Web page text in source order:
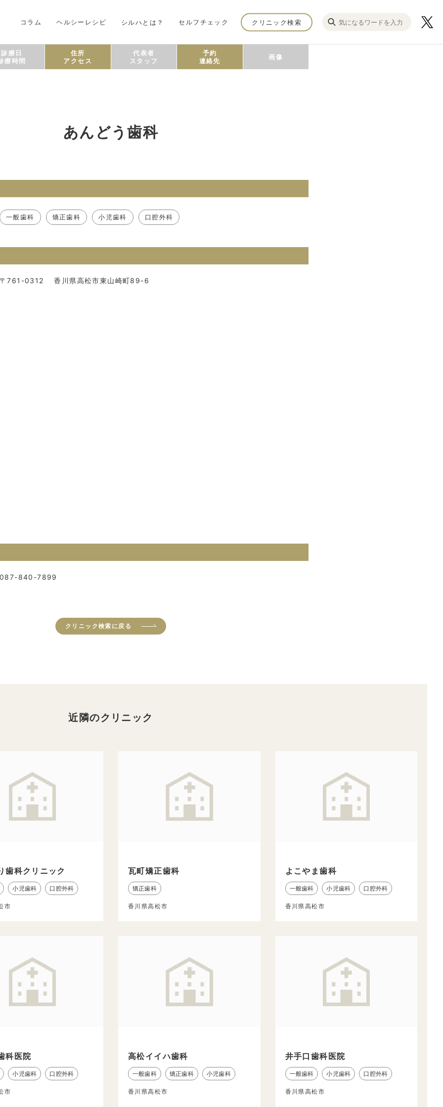
コラム ヘルシーレシピ シルハとは？ セルフチェック クリニック検索
診療日
療時間
住所
アクセス
代表者
スタッフ
予約
連絡先
画像
あんどう歯科
一般歯科 矯正歯科 小児歯科 口腔外科
〒761-0312 香川県高松市東山崎町89-6
087-840-7899
クリニック検索に戻る
近隣のクリニック
歯科クリニック
小児歯科 口腔外科
市
瓦町矯正歯科
矯正歯科
香川県高松市
よこやま歯科
一般歯科 小児歯科 口腔外科
香川県高松市
科医院
小児歯科 口腔外科
市
高松イイハ歯科
一般歯科 矯正歯科 小児歯科
香川県高松市
井手口歯科医院
一般歯科 小児歯科 口腔外科
香川県高松市